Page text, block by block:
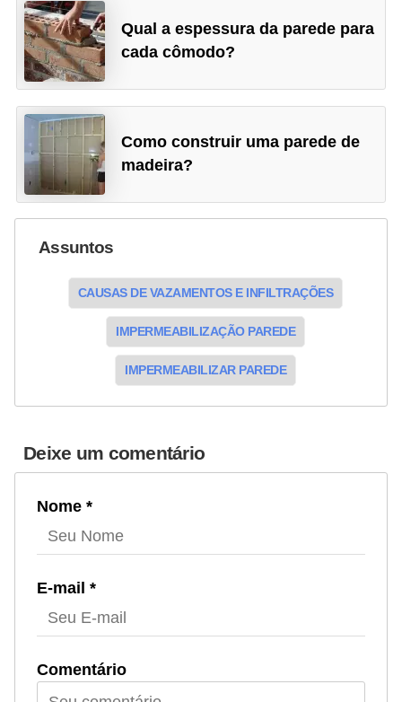
Qual a espessura da parede para
cada cômodo?
Como construir uma parede de
madeira?
Assuntos
CAUSAS DE VAZAMENTOS E INFILTRAÇÕES
IMPERMEABILIZAÇÃO PAREDE
IMPERMEABILIZAR PAREDE
Deixe um comentário
Nome *
E-mail *
Comentário